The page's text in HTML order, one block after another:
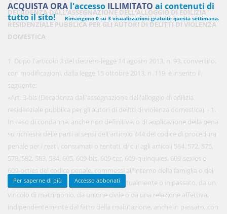
DECADENZA DALL'ASSEGNAZIONE DELL'ALLOGGIO DI EDILIZIA
RESIDENZIALE PUBBLICA PER GLI AUTORI DI DELITTI DI VIOLENZA
DOMESTICA
1. Dopo l'articolo 3 del decreto-legge 14 agosto 2013, n. 93, convertito,
con modificazioni, dalla legge 15 ottobre 2013, n. 119, è inserito il
seguente:
«Art. 3-bis (Decadenza dall'assegnazione dell'alloggio di edilizia
residenziale pubblica per gli autori di delitti di violenza domestica). - 1.
In caso di condanna, anche non definitiva, o di applicazione della pena
su richiesta delle parti ai sensi dell'articolo 444 del codice di procedura
penale per i reati, consumati o tentati, di cui agli articoli 564, 572, 575,
578, 582, 583, 584, 605, 609-bis, 609-ter, 609-quinquies, 609-sexies e
609-octies del codice penale, commessi all'interno della famiglia o del
nucleo familiare o tra persone legate, attualmente o in passato, da un
vincolo di matrimonio, da unione civile o da una relazione affettiva,
indipendentemente dal fatto della coabitazione, anche in passato, con
ACQUISTA ORA l'accesso ILLIMITATO ai contenuti di
tutto il sito!
Rimangono 0 su 3 visualizzazioni gratuite questa settimana.
450,00 € ANNUALI
anziché570.00€,risparmi il 21%!
48,00 € MENSILI
Acquista ora
Per saperne di più Accesso abbonati